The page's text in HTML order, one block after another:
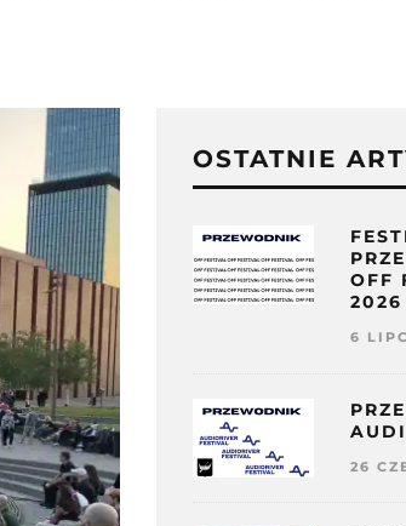
OSTATNIE
OFF
2026
6
26